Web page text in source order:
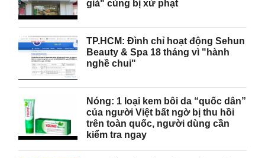
giả" cùng bị xử phạt
TP.HCM: Đình chỉ hoạt động Sehun
Beauty & Spa 18 tháng vì "hành
nghề chui"
Nóng: 1 loại kem bôi da “quốc dân”
của người Việt bất ngờ bị thu hồi
trên toàn quốc, người dùng cần
kiểm tra ngay